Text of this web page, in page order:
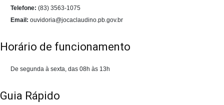
Telefone: (83) 3563-1075
Email: ouvidoria@jocaclaudino.pb.gov.br
Horário de funcionamento
De segunda à sexta, das 08h às 13h
Guia Rápido